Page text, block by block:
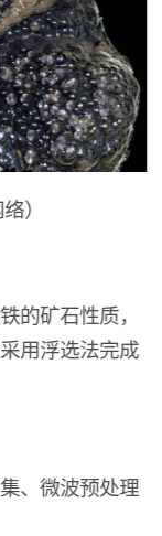
）
的矿石性质，
用浮选法完成
、微波预处理